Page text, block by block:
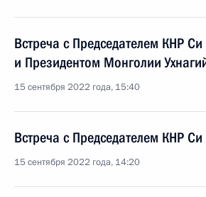
Встреча с Председателем КНР
и Президентом Монголии
15 сентября 2022 года, 15:40
Встреча с Председателем КНР
15 сентября 2022 года, 14:20